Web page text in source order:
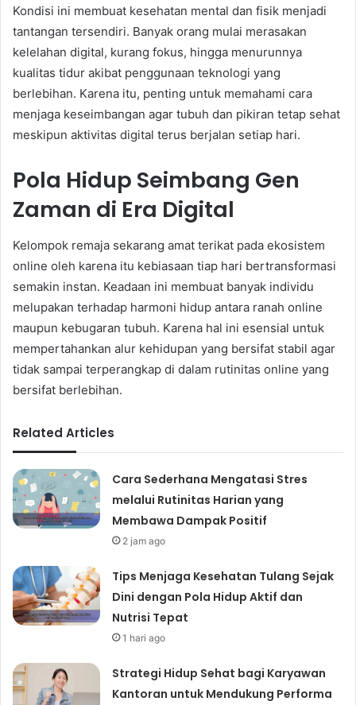
Kondisi ini membuat kesehatan mental dan fisik menjadi
tantangan tersendiri. Banyak orang mulai merasakan
kelelahan digital, kurang fokus, hingga menurunnya
kualitas tidur akibat penggunaan teknologi yang
berlebihan. Karena itu, penting untuk memahami cara
menjaga keseimbangan agar tubuh dan pikiran tetap sehat
meskipun aktivitas digital terus berjalan setiap hari.
Pola Hidup Seimbang Gen
Zaman di Era Digital
Kelompok remaja sekarang amat terikat pada ekosistem
online oleh karena itu kebiasaan tiap hari bertransformasi
semakin instan. Keadaan ini membuat banyak individu
melupakan terhadap harmoni hidup antara ranah online
maupun kebugaran tubuh. Karena hal ini esensial untuk
mempertahankan alur kehidupan yang bersifat stabil agar
tidak sampai terperangkap di dalam rutinitas online yang
bersifat berlebihan.
Related Articles
Cara Sederhana Mengatasi Stres
melalui Rutinitas Harian yang
Membawa Dampak Positif
2 jam ago
Tips Menjaga Kesehatan Tulang Sejak
Dini dengan Pola Hidup Aktif dan
Nutrisi Tepat
1 hari ago
Strategi Hidup Sehat bagi Karyawan
Kantoran untuk Mendukung Performa